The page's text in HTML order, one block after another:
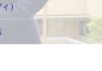
学生） 英会話（中学生）
）